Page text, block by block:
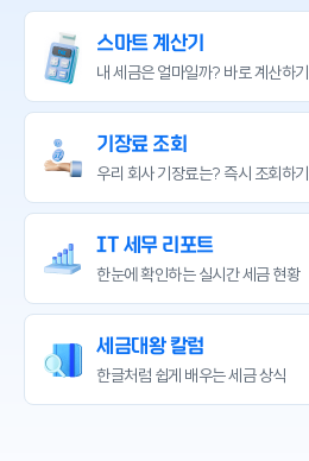
스마트 계산기
내 세금은 얼마일까? 바로 계산하기
기장료 조회
우리 회사 기장료는? 즉시 조회하기
IT 세무 리포트
한눈에 확인하는실시간 세금 현황
세금대왕 칼럼
한글처럼 쉽게 배우는세금 상식